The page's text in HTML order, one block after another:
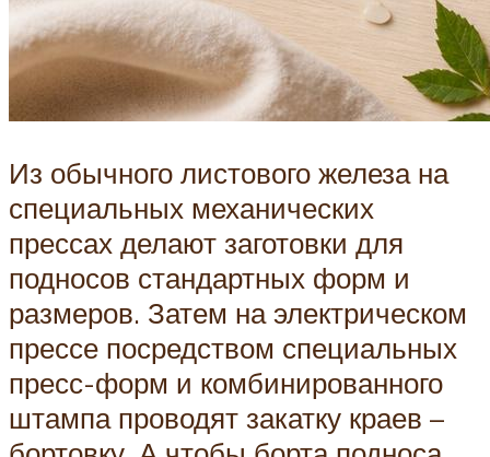
Из обычного листового железа на
специальных механических
прессах делают заготовки для
подносов стандартных форм и
размеров. Затем на электрическом
прессе посредством специальных
пресс-форм и комбинированного
штампа проводят закатку краев –